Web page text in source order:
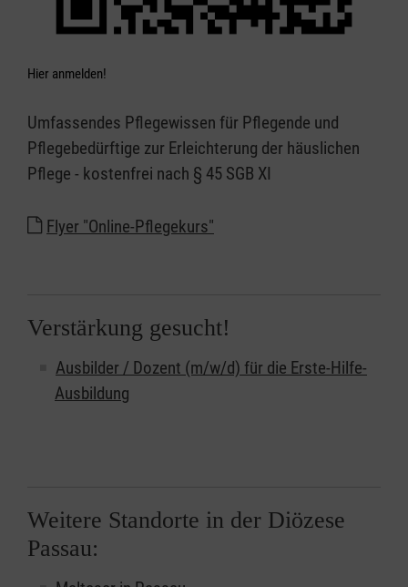
Hier anmelden!
Umfassendes Pflegewissen für Pflegende und
Pflegebedürftige zur Erleichterung der häuslichen
Pflege - kostenfrei nach § 45 SGB XI
Flyer "Online-Pflegekurs"
Verstärkung gesucht!
Ausbilder / Dozent (m/w/d) für die Erste-Hilfe-
Ausbildung
Weitere Standorte in der Diözese
Passau: